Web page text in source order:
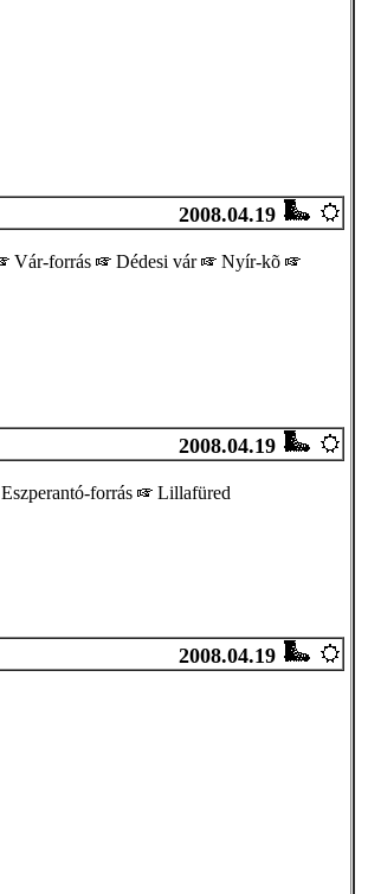
2008.04.19
Vár-forrás Dédesi vár
Nyír-kõ
2008.04.19
Eszperantó-forrás
Lillafüred
2008.04.19